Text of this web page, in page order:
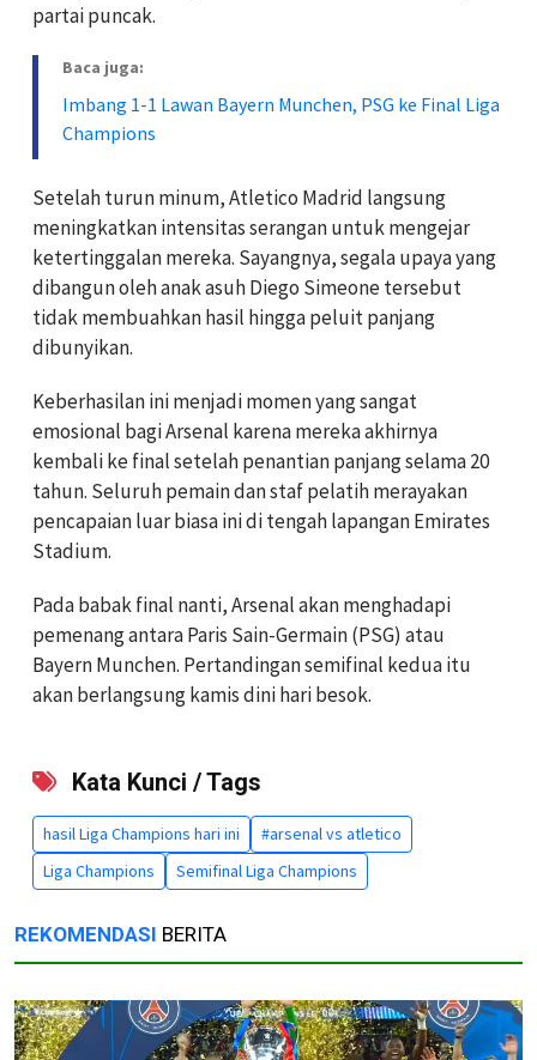
partai puncak.
Baca juga:
Imbang 1-1 Lawan Bayern Munchen, PSG ke Final Liga
Champions
Setelah turun minum, Atletico Madrid langsung
meningkatkan intensitas serangan untuk mengejar
ketertinggalan mereka. Sayangnya, segala upaya yang
dibangun oleh anak asuh Diego Simeone tersebut
tidak membuahkan hasil hingga peluit panjang
dibunyikan.
Keberhasilan ini menjadi momen yang sangat
emosional bagi Arsenal karena mereka akhirnya
kembali ke final setelah penantian panjang selama 20
tahun. Seluruh pemain dan staf pelatih merayakan
pencapaian luar biasa ini di tengah lapangan Emirates
Stadium.
Pada babak final nanti, Arsenal akan menghadapi
pemenang antara Paris Sain-Germain (PSG) atau
Bayern Munchen. Pertandingan semifinal kedua itu
akan berlangsung kamis dini hari besok.
Kata Kunci / Tags
hasil Liga Champions hari ini
#arsenal vs atletico
Liga Champions
Semifinal Liga Champions
REKOMENDASI BERITA